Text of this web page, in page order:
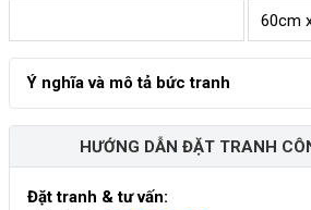
60cm
Ý nghĩa và mô tả bức tranh
HƯỚNG DẪN ĐẶT TRANH
Đặt tranh & tư vấn: